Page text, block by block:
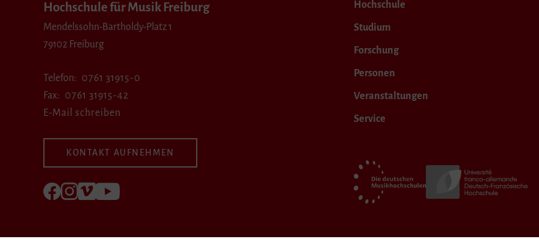
Hochschule für Musik Freiburg
Mendelssohn-Bartholdy-Platz 1
79102 Freiburg
Telefon
0761 31915-0
Fax
0761 31915-42
E-Mail schreiben
KONTAKT AUFNEHMEN
Folgen Sie uns auf Facebook
Folgen Sie uns auf Instagram
Besuchen Sie uns bei Vimeo
Hochschule
Studium
Forschung
Personen
Veranstaltungen
Service